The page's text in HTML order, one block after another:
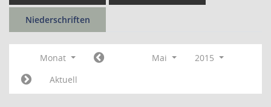
Niederschriften
Monat Mai
2015
Aktuell